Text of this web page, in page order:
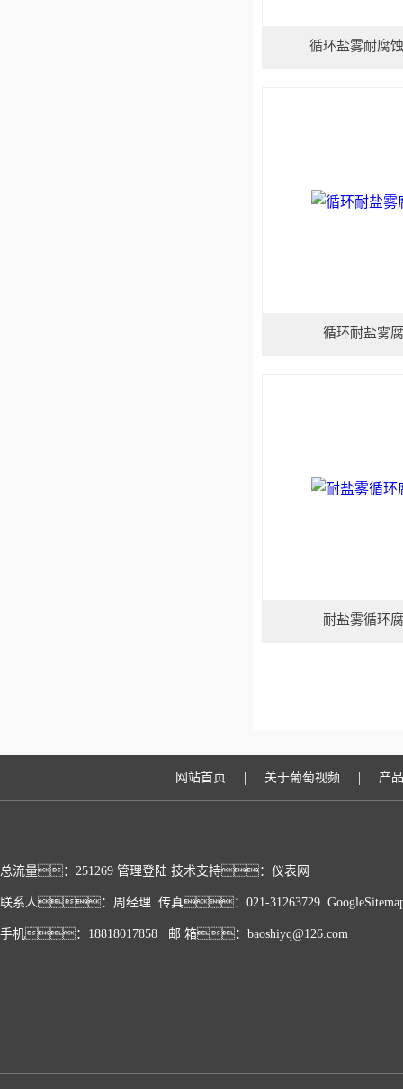
循环盐雾耐腐
循环耐盐雾
耐盐雾循环
网站首页 | 关于葡萄视频 | 产
总流量：251269 管理登陆 技术支持： 仪表网
联系人：周经理 传真：021-31263729
手机：18818017858 邮 箱：baoshiyq@126.com